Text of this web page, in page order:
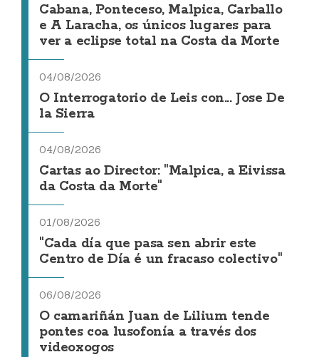
Cabana, Ponteceso, Malpica, Carballo
e A Laracha, os únicos lugares para
ver a eclipse total na Costa da Morte
04/08/2026
O Interrogatorio de Leis con... Jose De
la Sierra
04/08/2026
Cartas ao Director: "Malpica, a Eivissa
da Costa da Morte"
01/08/2026
"Cada día que pasa sen abrir este
Centro de Día é un fracaso colectivo"
06/08/2026
O camariñán Juan de Lilium tende
pontes coa lusofonía a través dos
videoxogos